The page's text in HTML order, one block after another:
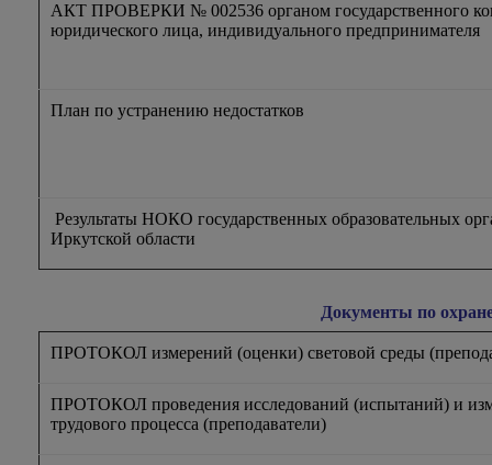
АКТ ПРОВЕРКИ № 002536 органом государственного
юридического лица, индивидуального предпринимателя
План по устранению недостатков
Результаты НОКО государственных образовательных
Иркутской области
Документы по
ПРОТОКОЛ измерений (оценки) световой среды
ПРОТОКОЛ проведения исследований (испытаний) и
трудового процесса (преподаватели)